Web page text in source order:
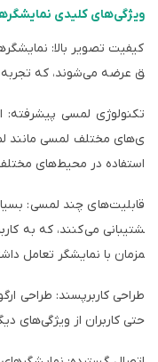
ویژگی‌های کلیدی
کیفیت تصویر بالا:
ق عرضه می‌شوند، که
تکنولوژی لمسی پیشرفته:
ی‌های مختلف لمسی مانند
استفاده در محیط‌های
قابلیت‌های چند لمسی:
شتیبانی می‌کنند، که به
مزمان با نمایشگر تعامل
طراحی کاربرپسند: طراحی
حتی کاربران از ویژگی‌های